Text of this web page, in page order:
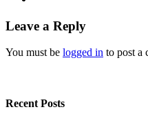
Leave a Reply
You must be logged in to post a
Recent Posts